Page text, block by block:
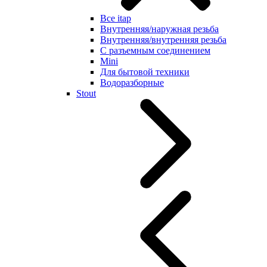
Все itap
Внутренняя/наружная резьба
Внутренняя/внутренняя резьба
С разъемным соединением
Mini
Для бытовой техники
Водоразборные
Stout